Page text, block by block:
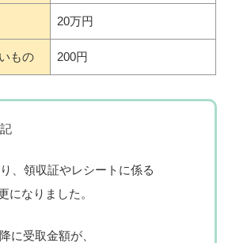
20万円
もの 200円
、領収証やレシートに係る
になりました。
に受取金額が、